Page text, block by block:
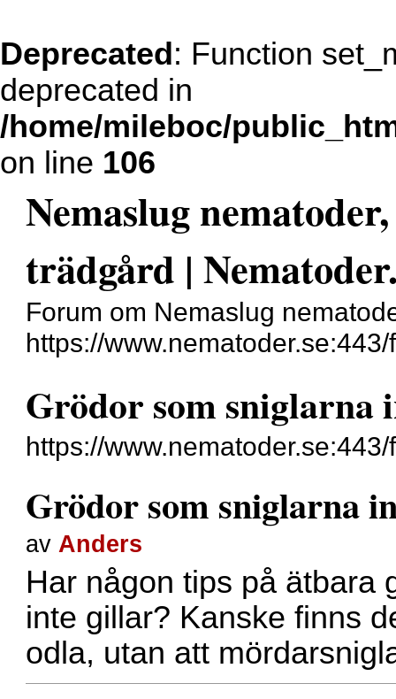
Deprecated: Function
deprecated in
/home/mileboc/
on line 106
Nemaslug
trädgård |
Forum om Nemaslug
https://
Grödor som sniglarna
https://
Grödor som sniglarna
av Anders
Har någon tips på ätbara
inte gillar? Kanske finns
odla, utan att